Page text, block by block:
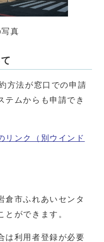
真
方法が窓口での申請
テムからも申請でき
リンク
（別ウインド
倉市ふれあいセンタ
とができます。
は利用者登録が必要